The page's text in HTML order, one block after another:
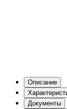
Описание
Документы